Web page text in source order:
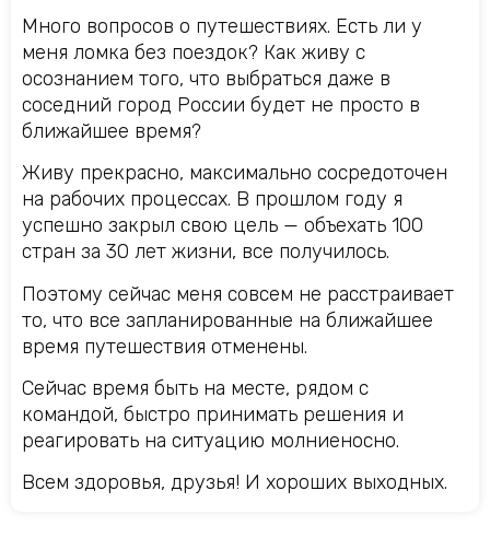
Много вопросов о путешествиях. Есть ли у
меня ломка без поездок? Как живу с
осознанием того, что выбраться даже в
соседний город России будет не просто в
ближайшее время?
Живу прекрасно, максимально сосредоточен
на рабочих процессах. В прошлом году я
успешно закрыл свою цель — объехать 100
стран за 30 лет жизни, все получилось.
Поэтому сейчас меня совсем не расстраивает
то, что все запланированные на ближайшее
время путешествия отменены.
Сейчас время быть на месте, рядом с
командой, быстро принимать решения и
реагировать на ситуацию молниеносно.
Всем здоровья, друзья! И хороших выходных.